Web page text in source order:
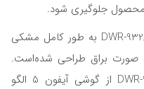
جلوگیری شود.
مودم روتر وایرلس LTE دی لینک DWR-932/D2 به طور کامل مشکی
براق طراحی شده‌است.
می‌توان گفت که در طراحی DWR-932/D2 از گوشی آیفون 5 الگو